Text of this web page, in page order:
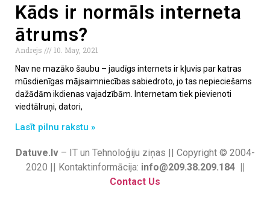
Kāds ir normāls interneta
ātrums?
Andrejs
10. May, 2021
Nav ne mazāko šaubu – jaudīgs internets ir kļuvis par katras
mūsdienīgas mājsaimniecības sabiedroto, jo tas nepieciešams
dažādām ikdienas vajadzībām. Internetam tiek pievienoti
viedtālruņi, datori,
Lasīt pilnu rakstu »
Datuve.lv– IT un Tehnoloģiju ziņas || Copyright © 2004-
2020 || Kontaktinformācija: info@209.38.209.184 ||
Contact Us